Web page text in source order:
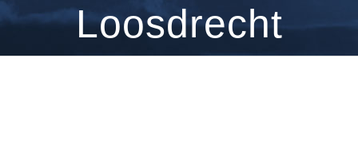
Loosdrecht